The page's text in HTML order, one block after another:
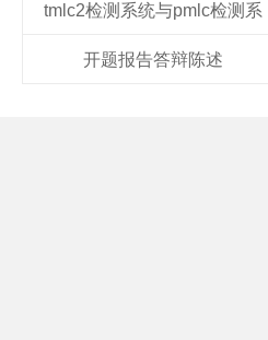
tmlc2检测系统与pmlc检测系
开题报告答辩陈述